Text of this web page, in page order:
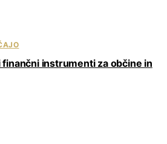
finančni instrumenti za občine in